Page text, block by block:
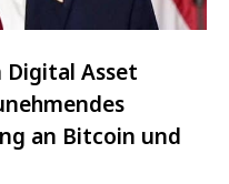
Digital Asset
an Bitcoin und